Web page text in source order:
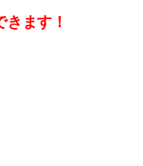
ます！